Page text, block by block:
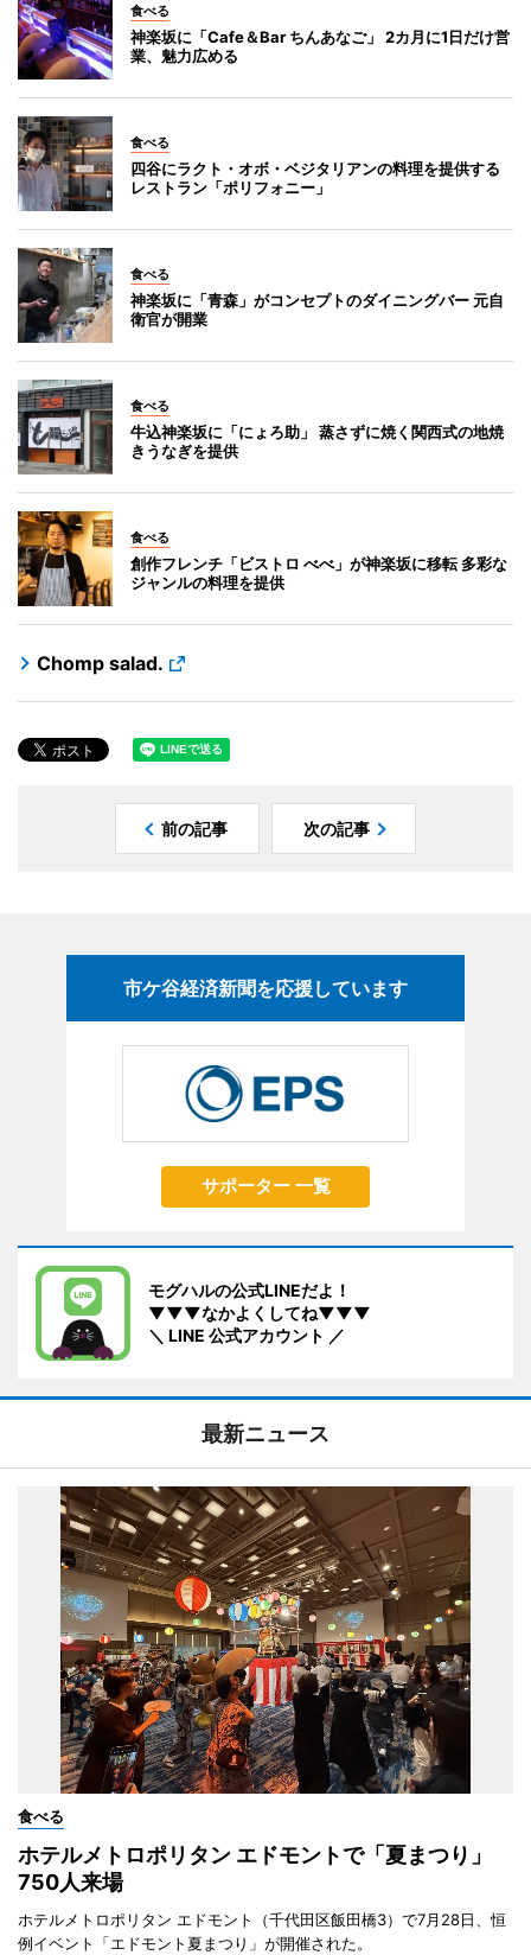
食べる
神楽坂に「Cafe＆Bar ちんあなご」 2カ月に1日だけ営
業、魅力広める
食べる
四谷にラクト・オボ・ベジタリアンの料理を提供する
レストラン「ポリフォニー」
食べる
神楽坂に「青森」がコンセプトのダイニングバー 元自
衛官が開業
食べる
牛込神楽坂に「にょろ助」 蒸さずに焼く関西式の地焼
きうなぎを提供
食べる
創作フレンチ「ビストロ べべ」が神楽坂に移転 多彩な
ジャンルの料理を提供
Chomp salad.
前の記事 次の記事
市ケ谷経済新聞を応援しています
サポーター 一覧
モグハルの公式LINEだよ！
▼▼▼なかよくしてね▼▼▼
＼ LINE 公式アカウント ／
最新ニュース
食べる
ホテルメトロポリタン エドモントで「夏まつり」
750人来場
ホテルメトロポリタン エドモント（千代田区飯田橋3）で7月28日、恒
例イベント「エドモント夏まつり」が開催された。